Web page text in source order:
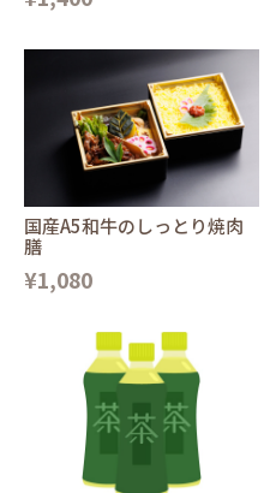
国産A5和牛のしっとり焼肉
膳
¥1,080